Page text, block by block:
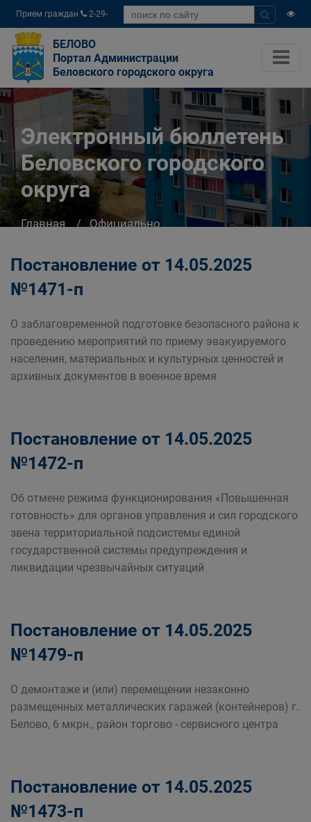
Прием граждан
2-29-
04
БЕЛОВО
Портал Администрации
Беловского городского округа
Электронный бюллетень
Беловского городского
округа
Главная
Официально
Постановление от 14.05.2025
№1471-п
О заблаговременной подготовке безопасного района к
проведению мероприятий по приему эвакуируемого
населения, материальных и культурных ценностей и
архивных документов в военное время
Постановление от 14.05.2025
№1472-п
Об отмене режима функционирования «Повышенная
готовность» для органов управления и сил городского
звена территориальной подсистемы единой
государственной системы предупреждения и
ликвидации чрезвычайных ситуаций
Постановление от 14.05.2025
№1479-п
О демонтаже и (или) перемещении незаконно
размещенных металлических гаражей (контейнеров) г.
Белово, 6 мкрн., район торгово - сервисного центра
Постановление от 14.05.2025
№1473-п